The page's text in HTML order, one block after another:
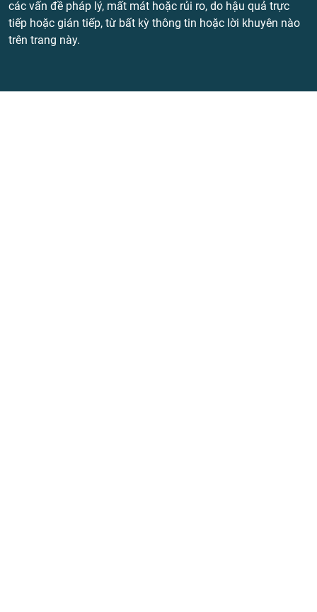
các vấn đề pháp lý, mất mát hoặc rủi ro, do hậu quả trực
tiếp hoặc gián tiếp, từ bất kỳ thông tin hoặc lời khuyên nào
trên trang này.